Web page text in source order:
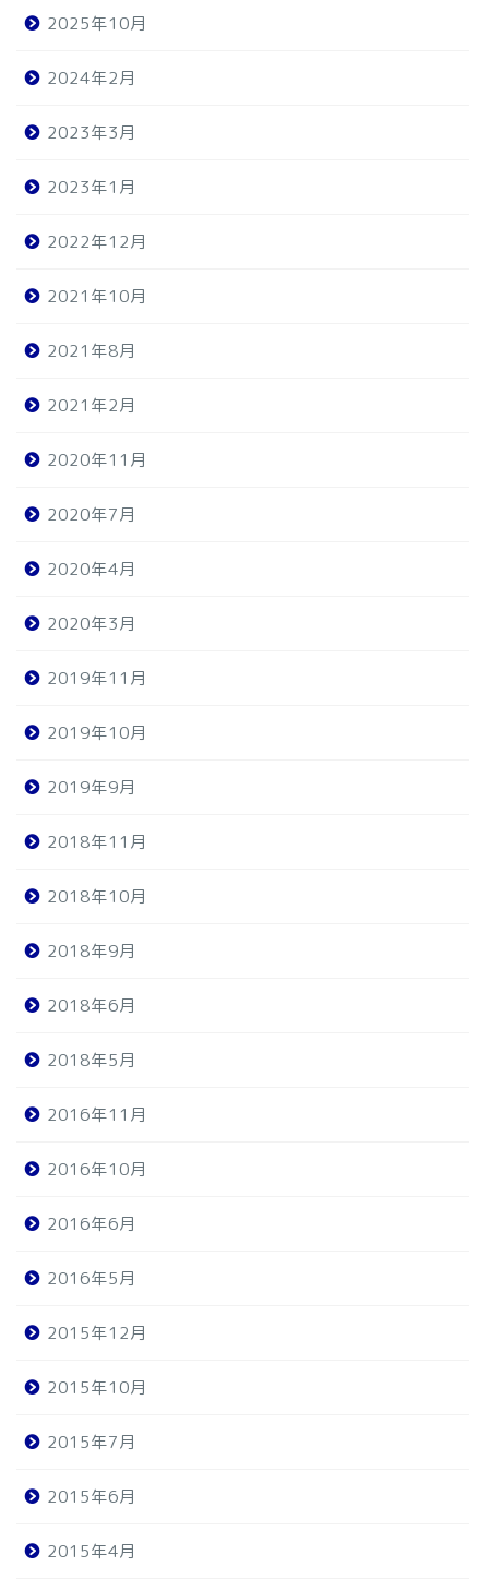
2025年10月
2024年2月
2023年3月
2023年1月
2022年12月
2021年10月
2021年8月
2021年2月
2020年11月
2020年7月
2020年4月
2020年3月
2019年11月
2019年10月
2019年9月
2018年11月
2018年10月
2018年9月
2018年6月
2018年5月
2016年11月
2016年10月
2016年6月
2016年5月
2015年12月
2015年10月
2015年7月
2015年6月
2015年4月